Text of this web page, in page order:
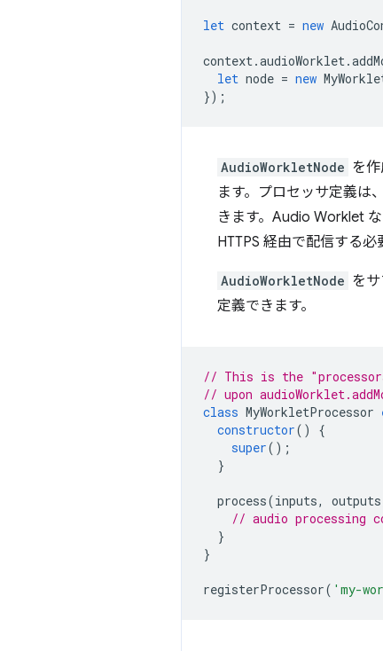
let context = new
context.audioWorklet.
let node = new
});
AudioWorkletNode を
ます。プロセッサ定義は
きます。Audio Worklet
HTTPS 経由で配信する必
AudioWorkletNode を
定義できます。
// This is the
// upon
class MyWorkletProcessor
constructor()
{
super();
}
process(inputs, outputs
// audio processing
}
}
registerProcessor( 'my-